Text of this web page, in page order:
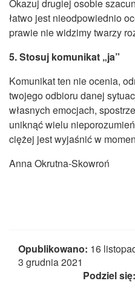
Okazuj drugiej osobie
łatwo jest nieodpowiednio
prawie nie widzimy twarzy
5. Stosuj komunikat „ja”
Komunikat ten nie ocenia,
twojego odbioru danej
własnych emocjach,
uniknąć wielu
ciężej jest wyjaśnić w
Anna Okrutna-Skowroń
Opublikowano: 16
3 grudnia 2021
Podziel się: